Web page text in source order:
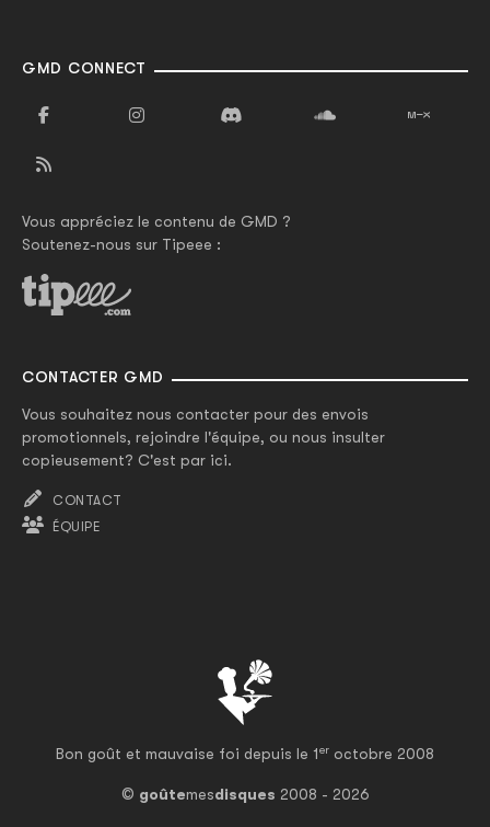
Bon goût et mauvaise foi depuis le 1er octobre 2008
© goûtemesdisques 2008 - 2026
GMD CONNECT
Vous appréciez le contenu de GMD ?
Soutenez-nous sur Tipeee :
CONTACTER GMD
Vous souhaitez nous contacter pour des envois
promotionnels, rejoindre l'équipe, ou nous insulter
copieusement? C'est par ici.
CONTACT
ÉQUIPE